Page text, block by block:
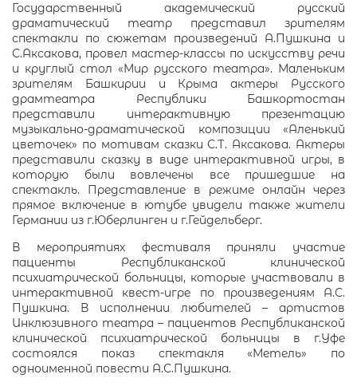
Государственный академический русский
драматический театр представил зрителям
спектакли по сюжетам произведений А.Пушкина и
С.Аксакова, провел мастер-классы по искусству речи
и круглый стол «Мир русского театра». Маленьким
зрителям Башкирии и Крыма актеры Русского
драмтеатра Республики Башкортостан
представили интерактивную презентацию
музыкально-драматической композиции «Аленький
цветочек» по мотивам сказки С.Т. Аксакова. Актеры
представили сказку в виде интерактивной игры, в
которую были вовлечены все пришедшие на
спектакль. Представление в режиме онлайн через
прямое включение в ютубе увидели также жители
Германии из г.Юберлинген и г.Гейдельберг.
В мероприятиях фестиваля приняли участие
пациенты Республиканской клинической
психиатрической больницы, которые участвовали в
интерактивной квест-игре по произведениям А.С.
Пушкина. В исполнении любителей – артистов
Инклюзивного театра – пациентов Республиканской
клинической психиатрической больницы в г.Уфе
состоялся показ спектакля «Метель» по
одноименной повести А.С.Пушкина.